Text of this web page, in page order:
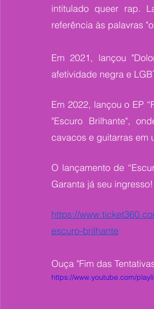
intitulado queer rap.
referência às palavras
Em 2021, lançou
afetividade negra e
Em 2022, lançou o EP
"Escuro Brilhante",
cavacos e guitarras em
O lançamento de
Garanta já seu ingresso!
https://
escuro-brilhante
Ouça "Fim das
https://www.youtube.com/